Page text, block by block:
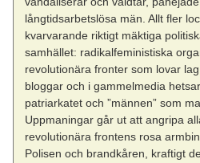
långtidsarbetslösa män. Allt fler
kvarvarande riktigt mäktiga
samhället: radikalfeministiska
revolutionära fronter som lovar
bloggar och i gammelmedia
patriarkatet och ”männen” som
Uppmaningar går ut att angripa
revolutionära frontens rosa
Polisen och brandkåren, kraftigt